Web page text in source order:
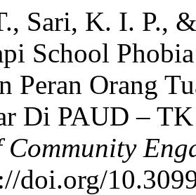
Sari, K. I. P.,
School
Peran Orang
Di PAUD –
doi.org/